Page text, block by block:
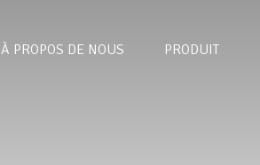
À PROPOS DE NOUS PRODUIT